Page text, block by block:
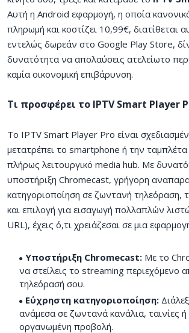
Αυτή η Android εφαρμογή, η οποία κανονικά
πληρωμή και κοστίζει 10,99€, διατίθεται
εντελώς δωρεάν στο Google Play Store,
δυνατότητα να απολαύσεις ατελείωτο
καμία οικονομική επιβάρυνση.
Τι προσφέρει το IPTV Smart Player
Το IPTV Smart Player Pro είναι
μετατρέπει το smartphone ή την
πλήρως λειτουργικό media hub. Με
υποστήριξη Chromecast, γρήγορη
κατηγοριοποίηση σε ζωντανή τηλεόραση,
και επιλογή για εισαγωγή πολλαπλών
URL), έχεις ό,τι χρειάζεσαι σε μια
Υποστήριξη Chromecast: Με το
να στείλεις το streaming περιεχόμενο
τηλεόρασή σου.
Εύχρηστη κατηγοριοποίηση:
ανάμεσα σε ζωντανά κανάλια, ταινίες ή
οργανωμένη προβολή.